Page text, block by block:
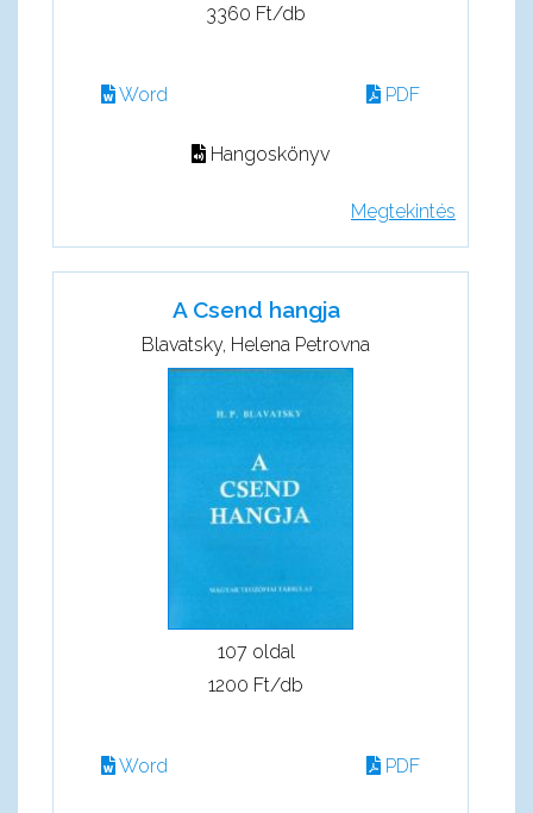
3360 Ft/db
Word PDF
Hangoskönyv
Megtekintés
A Csend hangja
Blavatsky, Helena Petrovna
107 oldal
1200 Ft/db
Word PDF